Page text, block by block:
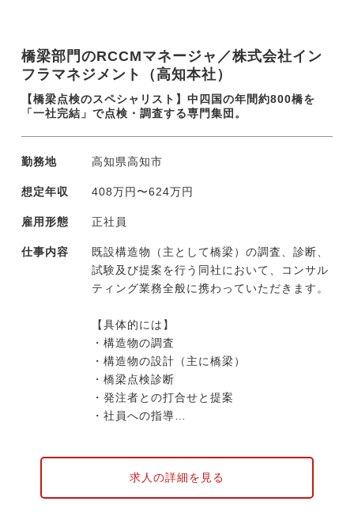
橋梁部門のRCCMマネージャ／株式会社イン
フラマネジメント（高知本社）
【橋梁点検のスペシャリスト】中四国の年間約800橋を
「一社完結」で点検・調査する専門集団。
勤務地 高知県高知市
想定年収 408万円〜624万円
雇用形態 正社員
仕事内容
既設構造物（主として橋梁）の調査、診断、
試験及び提案を行う同社において、コンサル
ティング業務全般に携わっていただきます。
【具体的には】
・構造物の調査
・構造物の設計（主に橋梁）
・橋梁点検診断
・発注者との打合せと提案
・社員への指導
同社は現在、高知県を主軸として事業を行っ
求人の詳細を見る